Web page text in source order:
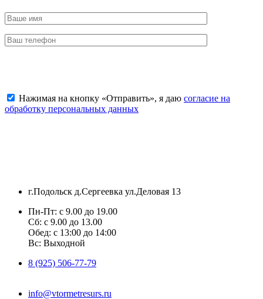
Нажимая на кнопку «Отправить», я даю согласие на
обработку персональных данных
г.Подольск д.Сергеевка ул.Деловая 13
Пн-Пт: с 9.00 до 19.00
Сб: с 9.00 до 13.00
Обед: с 13:00 до 14:00
Вс: Выходной
8 (925) 506-77-79
info@vtormetresurs.ru